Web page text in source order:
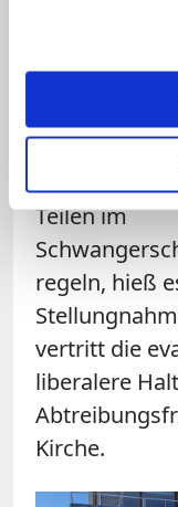
zu einer
der Frau
Teilen im
regeln, hieß
vertritt die
liberalere
Kirche.